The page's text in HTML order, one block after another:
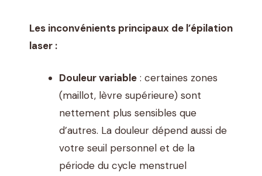
Les inconvénients principaux de l’épilation
laser :
Douleur variable : certaines zones
(maillot, lèvre supérieure) sont
nettement plus sensibles que
d’autres. La douleur dépend aussi de
votre seuil personnel et de la
période du cycle menstruel